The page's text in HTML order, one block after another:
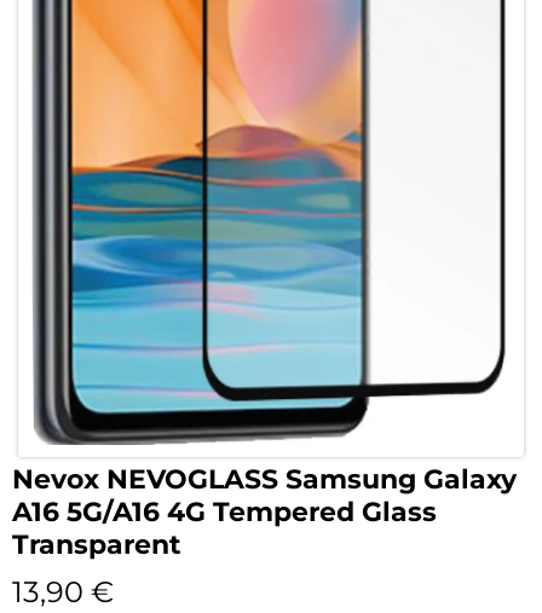
Nevox NEVOGLASS Samsung Galaxy
A16 5G/A16 4G Tempered Glass
Transparent
13,90 €